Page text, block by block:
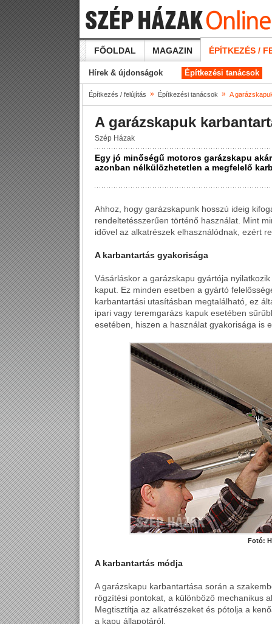
FŐOLDAL MAGAZIN ÉPÍTKEZÉS /
Hírek & újdonságok Építkezési tanácsok
Építkezés / felújítás » Építkezési tanácsok » A
A garázskapuk
Szép Házak
Egy jó minőségű motoros garázskapu
azonban nélkülözhetetlen a megfelelő
Ahhoz, hogy garázskapunk hosszú ideig
rendeltetésszerűen történő használat. Mint
idővel az alkatrészek elhasználódnak, ezért
A karbantartás gyakorisága
Vásárláskor a garázskapu gyártója
kaput. Ez minden esetben a gyártó
karbantartási utasításban megtalálható, ez
ipari vagy teremgarázs kapuk esetében
esetében, hiszen a használat gyakorisága is
Fotó:
A karbantartás módja
A garázskapu karbantartása során a
rögzítési pontokat, a különböző mechanikus
Megtisztítja az alkatrészeket és pótolja a
a kapu állapotáról.